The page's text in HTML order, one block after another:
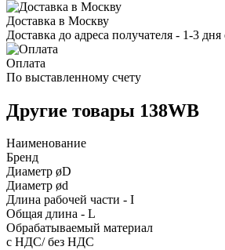
Доставка в Москву
Доставка до адреса получателя - 1-3
Оплата
По выставленному счету
Другие товары 138WB
Наименование
Бренд
Диаметр øD
Диаметр ød
Длина рабочей части - I
Общая длина - L
Обрабатываемый материал
с НДС/ без НДС